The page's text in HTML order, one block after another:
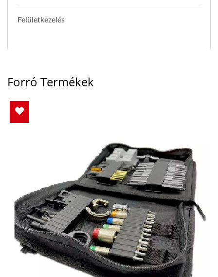
Felületkezelés
Forró Termékek